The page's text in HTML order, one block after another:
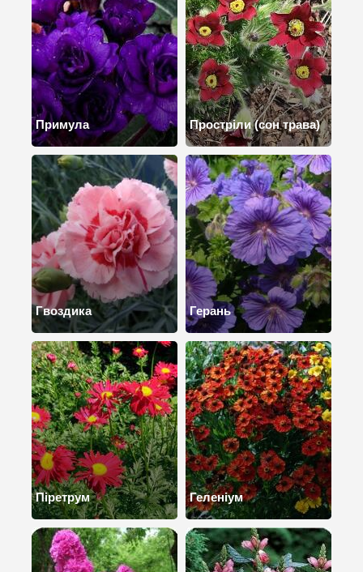
Примула Простріли (сон трава)
Гвоздика Герань
Піретрум Геленіум